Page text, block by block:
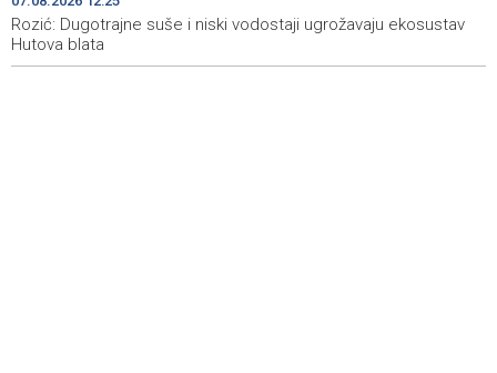
12:17
Brodski promet kroz Hormuški moreuz i dalje je ozbiljno
poremećen
Rozić: Dugotrajne suše i niski vodostaji ugrožavaju ekosustav
Hutova blata